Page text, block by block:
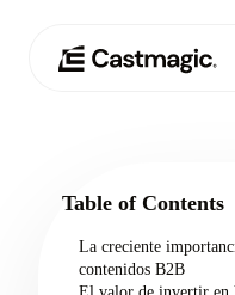
Table of Contents
La creciente
contenidos B2B